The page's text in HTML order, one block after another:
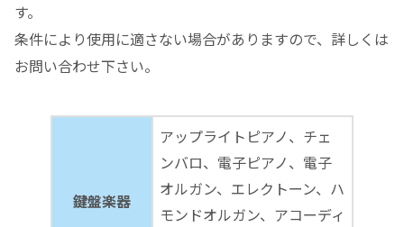
す。
条件により使用に適さない場合がありますので、詳しくは
お問い合わせ下さい。
鍵盤楽器
アップライトピアノ、チェ
ンバロ、電子ピアノ、電子
オルガン、エレクトーン、ハ
モンドオルガン、アコーディ